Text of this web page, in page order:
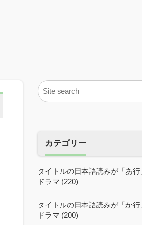
カテゴリー
タイトルの日本語読みが「あ行
ドラマ (220)
タイトルの日本語読みが「か行
ドラマ (200)